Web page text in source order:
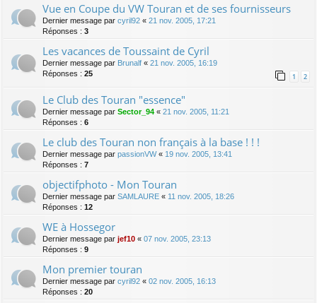
Vue en Coupe du VW Touran et de ses fournisseurs
Dernier message par cyril92 « 21 nov. 2005, 17:21
Réponses : 3
Les vacances de Toussaint de Cyril
Dernier message par Brunalf « 21 nov. 2005, 16:19
Réponses : 25 1 2
Le Club des Touran "essence"
Dernier message par Sector_94 « 21 nov. 2005, 11:21
Réponses : 6
Le club des Touran non français à la base ! ! !
Dernier message par passionVW« 19 nov. 2005, 13:41
Réponses : 7
objectifphoto - Mon Touran
Dernier message par SAMLAURE « 11 nov. 2005, 18:26
Réponses : 12
WE à Hossegor
Dernier message par jef10 « 07 nov. 2005, 23:13
Réponses : 9
Mon premier touran
Dernier message par cyril92 « 02 nov. 2005, 16:13
Réponses : 20